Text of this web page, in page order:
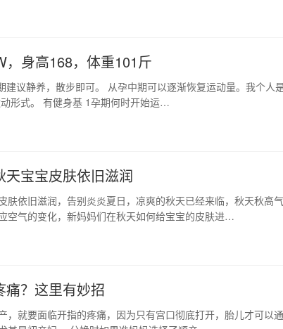
，身高168，体重101斤
建议静养，散步即可。 从孕中期可以逐渐恢复运动量。我个人
形式。 有健身基 1孕期何时开始运…
宝宝皮肤依旧滋润
肤依旧滋润，告别炎炎夏日，凉爽的秋天已经来临，秋天秋高
空气的变化，新妈妈们在秋天如何给宝宝的皮肤进…
痛？这里有妙招
，就要面临开指的疼痛，因为只有宫口彻底打开，胎儿才可以